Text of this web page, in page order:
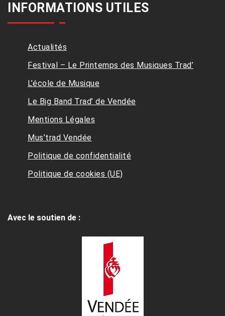
INFORMATIONS UTILES
Actualités
Festival – Le Printemps des Musiques Trad’
L’école de Musique
Le Big Band Trad’ de Vendée
Mentions Légales
Mus’trad Vendée
Politique de confidentialité
Politique de cookies (UE)
Avec le soutien de :